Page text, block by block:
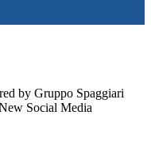
by Gruppo Spaggiari
Social Media